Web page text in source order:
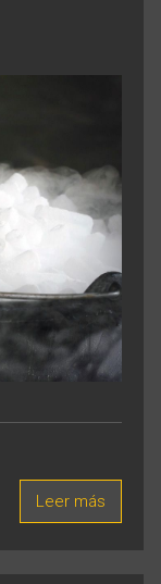
Leer más